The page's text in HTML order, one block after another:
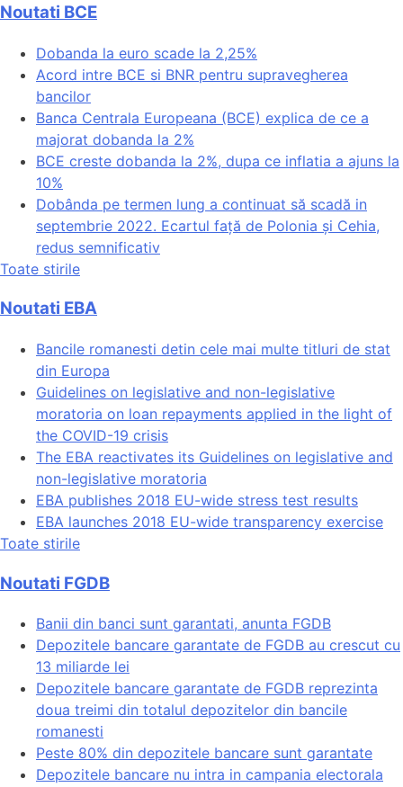
Noutati BCE
Dobanda la euro scade la 2,25%
Acord intre BCE si BNR pentru supravegherea
bancilor
Banca Centrala Europeana (BCE) explica de ce a
majorat dobanda la 2%
BCE creste dobanda la 2%, dupa ce inflatia a ajuns la
10%
Dobânda pe termen lung a continuat să scadă in
septembrie 2022. Ecartul față de Polonia și Cehia,
redus semnificativ
Toate stirile
Noutati EBA
Bancile romanesti detin cele mai multe titluri de stat
din Europa
Guidelines on legislative and non-legislative
moratoria on loan repayments applied in the light of
the COVID-19 crisis
The EBA reactivates its Guidelines on legislative and
non-legislative moratoria
EBA publishes 2018 EU-wide stress test results
EBA launches 2018 EU-wide transparency exercise
Toate stirile
Noutati FGDB
Banii din banci sunt garantati, anunta FGDB
Depozitele bancare garantate de FGDB au crescut cu
13 miliarde lei
Depozitele bancare garantate de FGDB reprezinta
doua treimi din totalul depozitelor din bancile
romanesti
Peste 80% din depozitele bancare sunt garantate
Depozitele bancare nu intra in campania electorala